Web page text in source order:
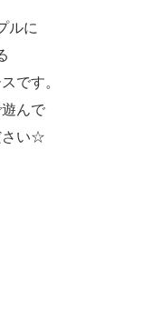
ルに
です。
んで
さい☆